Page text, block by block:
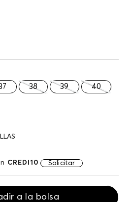
38 39 40
CREDI10 Solicitar
a la bolsa